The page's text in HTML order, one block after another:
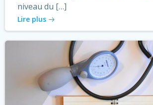
niveau du […]
Lire plus